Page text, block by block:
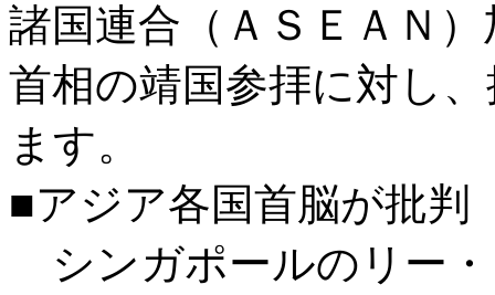
諸国連合（ＡＳＥＡＮ
首相の靖国参拝に対し
ます。
■アジア各国首脳が批判
シンガポールのリー